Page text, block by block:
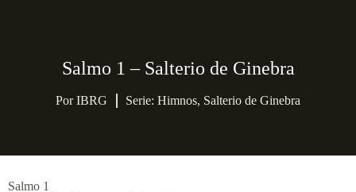
Salmo 1 – Salterio de Ginebra
PorIBRG Serie: Himnos, Salterio de Ginebra
Salmo 1